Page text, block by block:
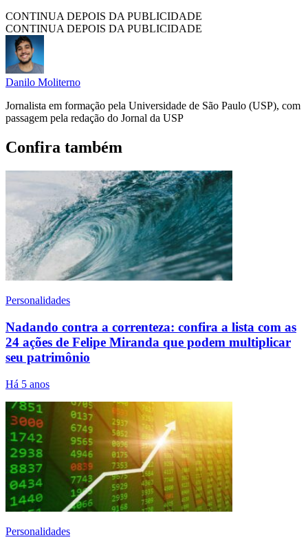
CONTINUA DEPOIS DA PUBLICIDADE
CONTINUA DEPOIS DA PUBLICIDADE
Danilo Moliterno
Jornalista em formação pela Universidade de São Paulo (USP), com
passagem pela redação do Jornal da USP
Confira também
Personalidades
Nadando contra a correnteza: confira a lista com as
24 ações de Felipe Miranda que podem multiplicar
seu patrimônio
Há 5 anos
Personalidades